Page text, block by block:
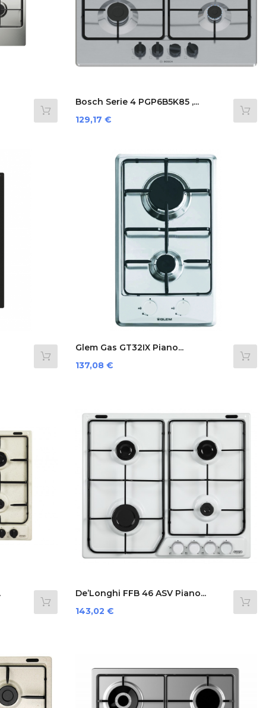
Bosch Serie 4 PGP6B5K85 ,...
Prezzo
129,17 €
Glem Gas GT32IX Piano...
Prezzo
137,08 €
De’Longhi FFB 46 ASV Piano...
Prezzo
143,02 €